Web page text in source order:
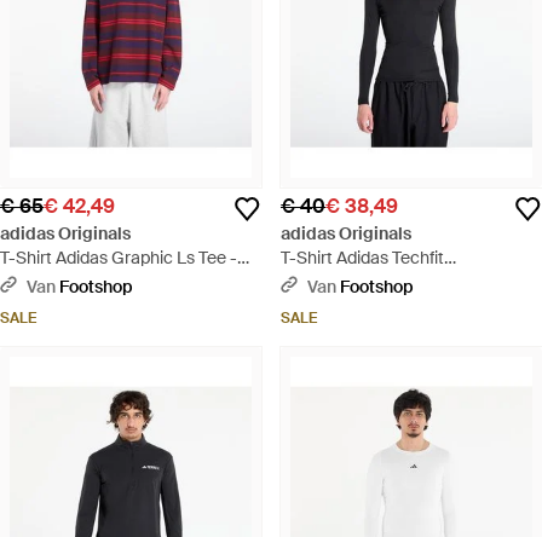
€ 65€ 42,49
adidas Originals
T-Shirt Adidas Graphic Ls Tee -
RoodVan Footshop
SALE
€ 40€ 38,49
adidas Originals
T-Shirt Adidas Techfit
Compression Training Long
Charcoal - Zwart
Van Footshop
SALE